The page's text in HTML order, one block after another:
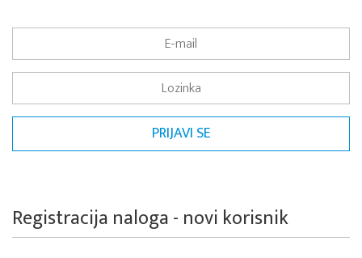
Registracija naloga - novi korisnik